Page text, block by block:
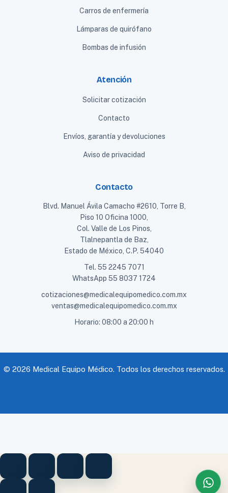
Carros de enfermería
Lámparas de quirófano
Bombas de infusión
Atención
Solicitar cotización
Contacto
Envíos, garantía y devoluciones
Aviso de privacidad
Contacto
Blvd. Manuel Ávila Camacho #2610, Torre B,
Piso 10 Oficina 1000,
Col. Valle de Los Pinos,
Tlalnepantla de Baz,
Estado de México, C.P. 54040
Tel. 55 2245 7071
WhatsApp 55 8037 1724
cotizaciones@medicalequipomedico.com.mx
ventas@medicalequipomedico.com.mx
Horario: 08:00 a 20:00 h
© 2026 Medical Equipo Médico. Todos los derechos reservados.